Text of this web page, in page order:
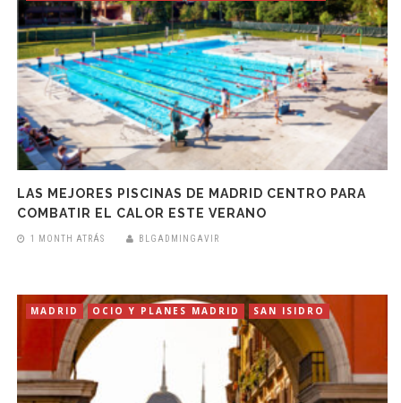
LAS MEJORES PISCINAS DE MADRID CENTRO PARA
COMBATIR EL CALOR ESTE VERANO
1 MONTH ATRÁS BLGADMINGAVIR
MADRID OCIO Y PLANES MADRID SAN ISIDRO